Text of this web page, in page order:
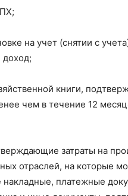
на учет (снятии с
книги,
чем в течение 12
затраты на
отраслей, на которые
платежные